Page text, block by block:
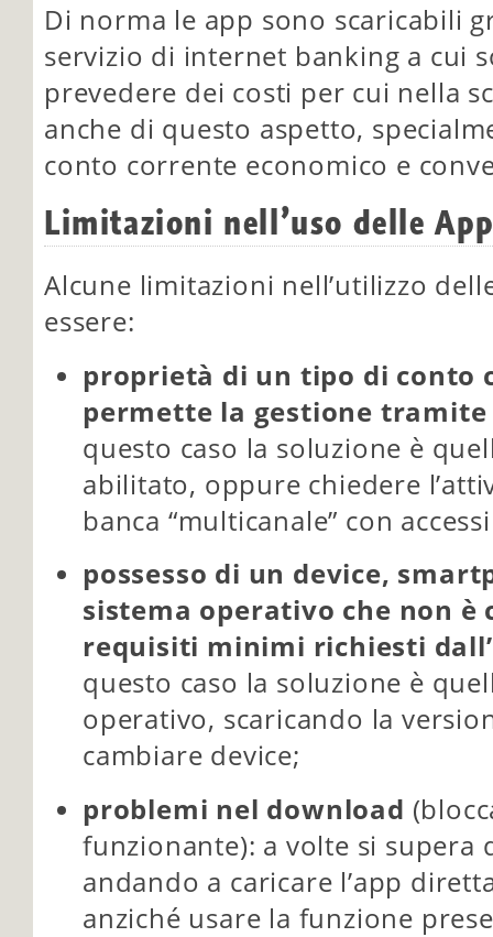
Di norma le app sono scaricabili
servizio di internet banking a cui
prevedere dei costi per cui nella
anche di questo aspetto,
conto corrente economico e
Limitazioni nell’uso delle
Alcune limitazioni nell’utilizzo
essere:
proprietà di un tipo di conto
permette la gestione
questo caso la soluzione è
abilitato, oppure chiedere
banca “multicanale” con
possesso di un device,
sistema operativo che non è
requisiti minimi richiesti
questo caso la soluzione è
operativo, scaricando la
cambiare device;
problemi nel download
funzionante): a volte si supera
andando a caricare l’app
anziché usare la funzione